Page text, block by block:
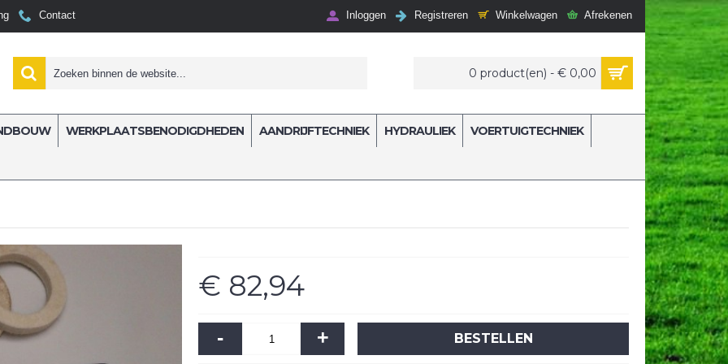
Contact Inloggen Registreren Winkelwagen Afrekenen
0 product(en) - € 0,00
WERKPLAATSBENODIGDHEDEN AANDRIJFTECHNIEK HYDRAULIEK VOERTUIGTECHNIEK
€ 82,94
- + BESTELLEN